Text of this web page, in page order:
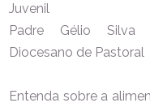
Juvenil
Padre Gélio Silva
Diocesano de Pastoral
Entenda sobre a